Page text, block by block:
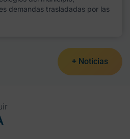
demandas trasladadas por las
+ Noticias